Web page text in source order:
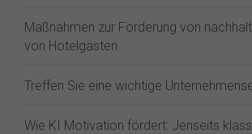
Maßnahmen zur Förderung von
von Hotelgästen
Treffen Sie eine wichtige
Wie KI Motivation fördert: Jenseits